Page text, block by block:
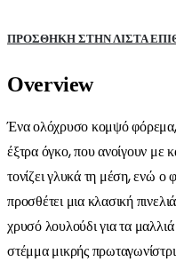
ΠΡΌΣΘΉΚΗ ΣΤΗΝ ΛΊΣΤΑ
Overview
Ένα ολόχρυσο κομψό φόρεμα,
έξτρα όγκο, που ανοίγουν με
τονίζει γλυκά τη μέση, ενώ ο
προσθέτει μια κλασική
χρυσό λουλούδι για τα
στέμμα μικρής